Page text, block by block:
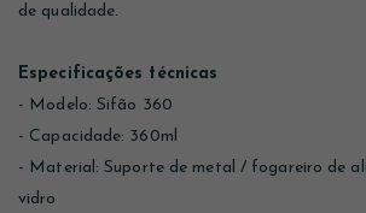
de qualidade.
Especificações técnicas
- Modelo: Sifão 360
- Capacidade: 360ml
- Material: Suporte de metal / fogareiro de
vidro